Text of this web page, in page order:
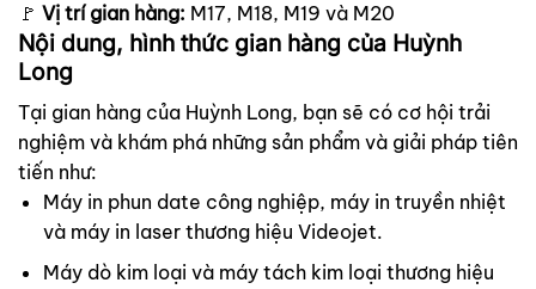
🚩 Vị trí gian hàng: M17, M18, M19 và M20
Nội dung, hình thức gian hàng của Huỳnh
Long
Tại gian hàng của Huỳnh Long, bạn sẽ có cơ hội trải
nghiệm và khám phá những sản phẩm và giải pháp tiên
tiến như:
Máy in phun date công nghiệp, máy in truyền nhiệt
và máy in laser thương hiệu Videojet.
Máy dò kim loại và máy tách kim loại thương hiệu